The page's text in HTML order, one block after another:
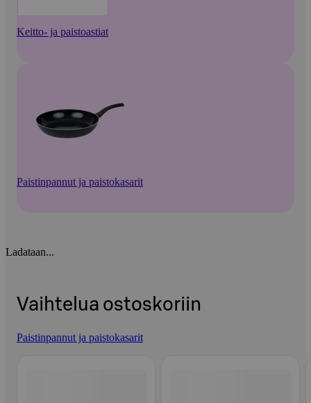
Keitto- ja paistoastiat
Paistinpannut ja paistokasarit
Ladataan...
Vaihtelua ostoskoriin
Paistinpannut ja paistokasarit